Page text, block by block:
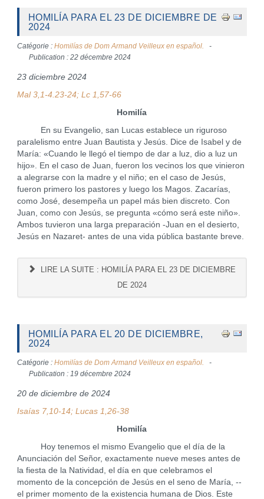
HOMILÍA PARA EL 23 DE DICIEMBRE DE
2024
Catégorie : Homilías de Dom Armand Veilleux en español.
Publication : 22 décembre 2024
23 diciembre 2024
Mal 3,1-4.23-24; Lc 1,57-66
Homilía
En su Evangelio, san Lucas establece un riguroso
paralelismo entre Juan Bautista y Jesús. Dice de Isabel y de
María: «Cuando le llegó el tiempo de dar a luz, dio a luz un
hijo». En el caso de Juan, fueron los vecinos los que vinieron
a alegrarse con la madre y el niño; en el caso de Jesús,
fueron primero los pastores y luego los Magos. Zacarías,
como José, desempeña un papel más bien discreto. Con
Juan, como con Jesús, se pregunta «cómo será este niño».
Ambos tuvieron una larga preparación -Juan en el desierto,
Jesús en Nazaret- antes de una vida pública bastante breve.
LIRE LA SUITE : HOMILÍA PARA EL 23 DE DICIEMBRE
DE 2024
HOMILÍA PARA EL 20 DE DICIEMBRE,
2024
Catégorie : Homilías de Dom Armand Veilleux en español.
Publication : 19 décembre 2024
20 de diciembre de 2024
Isaías 7,10-14; Lucas 1,26-38
Homilía
Hoy tenemos el mismo Evangelio que el día de la
Anunciación del Señor, exactamente nueve meses antes de
la fiesta de la Natividad, el día en que celebramos el
momento de la concepción de Jesús en el seno de María, --
el primer momento de la existencia humana de Dios. Este